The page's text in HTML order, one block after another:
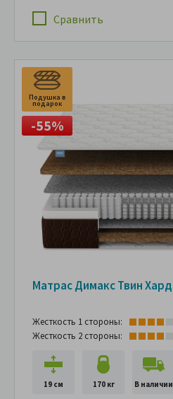
Сравнить
Подушка в
подарок
-55%
Матрас Димакс Твин Хард
Жесткость 1 стороны:
Жесткость 2 стороны:
19 см 170 кг В наличии